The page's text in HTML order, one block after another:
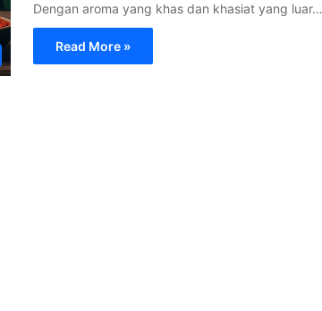
Dengan aroma yang khas dan khasiat yang luar…
Read More »